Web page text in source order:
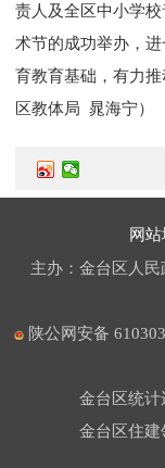
责人及全区中小学
术节的成功举办，
育教育基础，有力
区教体局 晁海宁）
网站
主办：金台区人民
陕公网安备
金台区统计
金台区住建